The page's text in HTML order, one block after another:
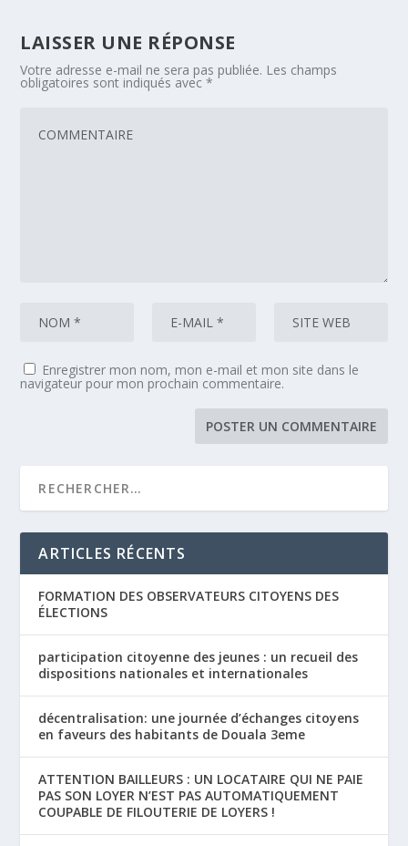
LAISSER UNE RÉPONSE
Votre adresse e-mail ne sera pas publiée. Les champs
obligatoires sont indiqués avec*
Enregistrer mon nom, mon e-mail et mon site dans le
navigateur pour mon prochain commentaire.
ARTICLES RÉCENTS
FORMATION DES OBSERVATEURS CITOYENS DES
ÉLECTIONS
participation citoyenne des jeunes : un recueil des
dispositions nationales et internationales
décentralisation: une journée d’échanges citoyens
en faveurs des habitants de Douala 3eme
ATTENTION BAILLEURS : UN LOCATAIRE QUI NE PAIE
PAS SON LOYER N’EST PAS AUTOMATIQUEMENT
COUPABLE DE FILOUTERIE DE LOYERS !